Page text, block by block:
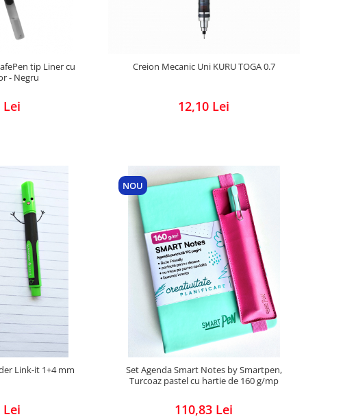
tip Liner cu
- Negru
Lei
Creion Mecanic Uni KURU TOGA 0.7
12,10 Lei
Link-it 1+4 mm
Lei
NOU
Set Agenda Smart Notes by Smartpen,
Turcoaz pastel cu hartie de 160 g/mp
110,83 Lei